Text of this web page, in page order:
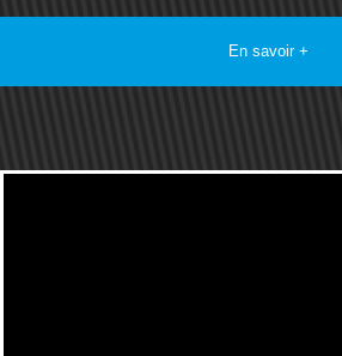
En savoir +